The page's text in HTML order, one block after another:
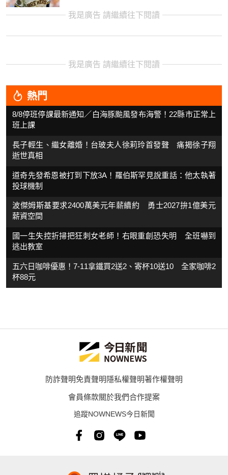
我是廣告 請繼續往下閱讀
我是廣告 請繼續往下閱讀
熱門
8/8停班停課最新通知／白海豚颱風發布海警！22縣市正常上
班上課
長子輕生、繼女離婚！台玻夫人徐莉玲首發聲 痛揭徐子翔
逝世真相
道奇先發希恩被打到下放3A！羅伯斯罕見說重話：他太執著
投球機制
波傑姆斯基要求2400萬美元年薪續約 勇士2027拚1億美元
薪資空間
國一生失控折掃把狂刺女老師！右眼重創恐失明 全班嚇到
逃出教室
五六日咖啡優惠！7-11拿鐵買2送2、寄杯10送10 全家咖啡2
杯88元
防詐聲明免責聲明隱私權聲明著作權聲明
會員條款關於我們合作提案
追蹤NOWNEWS今日新聞